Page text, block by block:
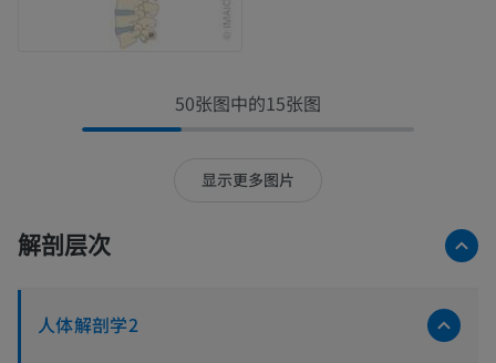
50张图中的15张图
显示更多图片
解剖层次
人体解剖学2